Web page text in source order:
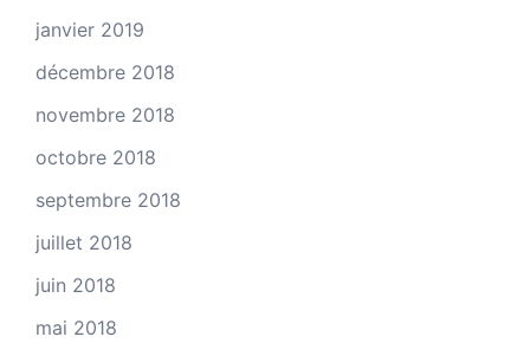
janvier 2019
décembre 2018
novembre 2018
octobre 2018
septembre 2018
juillet 2018
juin 2018
mai 2018